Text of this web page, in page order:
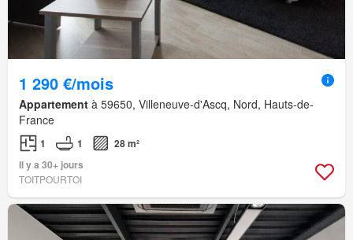
1 290 €/mois
Appartement à 59650, Villeneuve-d'Ascq, Nord, Hauts-de-
France
1 1
28 m²
Il y a 30+ jours
TOITPOURTOI